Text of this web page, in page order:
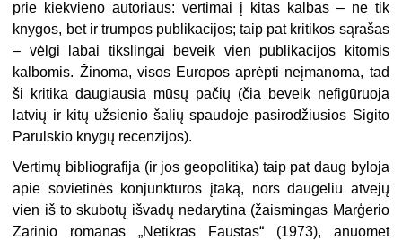
prie kiekvieno autoriaus: vertimai į kitas kalbas – ne tik
knygos, bet ir trumpos publikacijos; taip pat kritikos sąrašas
– vėlgi labai tikslingai beveik vien publikacijos kitomis
kalbomis. Žinoma, visos Europos aprėpti neįmanoma, tad
ši kritika daugiausia mūsų pačių (čia beveik nefigūruoja
latvių ir kitų užsienio šalių spaudoje pasirodžiusios Sigito
Parulskio knygų recenzijos).
Vertimų bibliografija (ir jos geopolitika) taip pat daug byloja
apie sovietinės konjunktūros įtaką, nors daugeliu atvejų
vien iš to skubotų išvadų nedarytina (žaismingas Marģerio
Zarinio romanas „Netikras Faustas“ (1973), anuomet